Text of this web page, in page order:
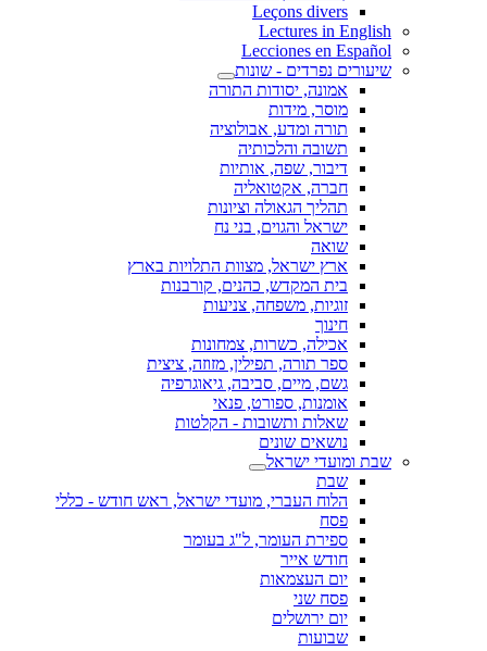
Leçons divers
Lectures in English
Lecciones en Español
שיעורים נפרדים - שונות
אמונה, יסודות התורה
מוסר, מידות
תורה ומדע, אבולוציה
תשובה והלכותיה
דיבור, שפה, אותיות
חברה, אקטואליה
תהליך הגאולה וציונות
ישראל והגוים, בני נח
שואה
ארץ ישראל, מצוות התלויות בארץ
בית המקדש, כהנים, קורבנות
זוגיות, משפחה, צניעות
חינוך
אכילה, כשרות, צמחונות
ספר תורה, תפילין, מזוזה, ציצית
גשם, מיים, סביבה, גיאוגרפיה
אומנות, ספורט, פנאי
שאלות ותשובות - הקלטות
נושאים שונים
שבת ומועדי ישראל
שבת
הלוח העברי, מועדי ישראל, ראש חודש - כללי
פסח
ספירת העומר, ל"ג בעומר
חודש אייר
יום העצמאות
פסח שני
יום ירושלים
שבועות